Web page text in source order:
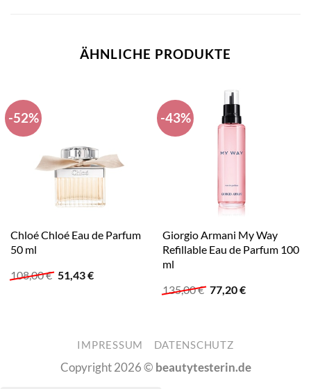
ÄHNLICHE PRODUKTE
-52%
Chloé Chloé Eau de Parfum
50 ml
108,00€ Ursprünglicher
51,43€Aktueller
-43%
Giorgio Armani My Way
Refillable Eau de Parfum 100
ml
135,00€ Ursprünglicher
77,20€Aktueller
IMPRESSUM DATENSCHUTZ
Copyright 2026 © beautytesterin.de